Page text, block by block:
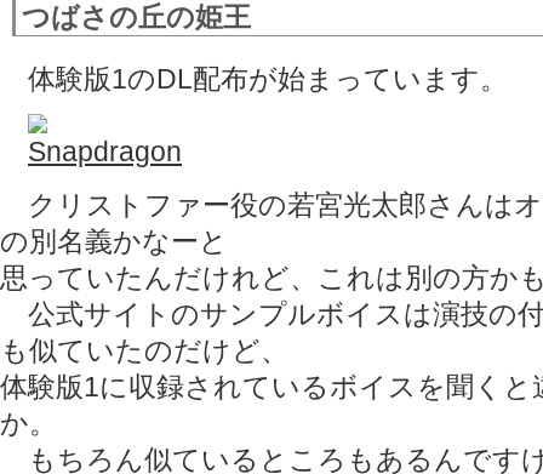
つばさの丘の姫王
体験版1のDL配布が始まっています。
クリストファー役の若宮光太郎さんは
の別名義かなーと
思っていたんだけれど、これは別の方か
公式サイトのサンプルボイスは演技の
も似ていたのだけど、
体験版1に収録されているボイスを聞く
か。
もちろん似ているところもあるんです